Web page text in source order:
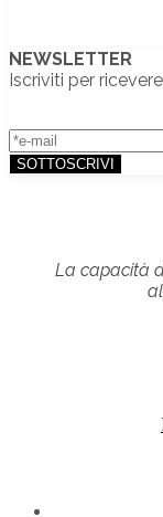
NEWSLETTER
Iscriviti per
La capacità